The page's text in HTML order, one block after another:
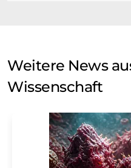
Weitere News
Wissenschaft